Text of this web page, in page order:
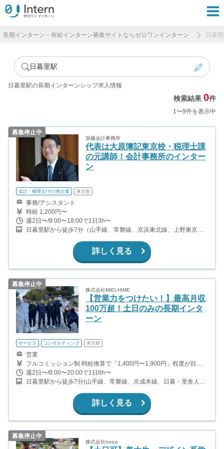
長期インターン・有給インターン募集サイトならゼロワンインターン 日暮
日暮里駅
日暮里駅の長期インターンシップ求人情報
検索結果0件
1〜9件を表示中
募集停止中
加藤会計事務所
代表は大原簿記東京校・税理士課
の元講師！会計事務所のインター
ン
会計・税理士/その他士業 東京都
事務/アシスタント
時給 1,200円〜
週2日〜/9:00〜18:00で1日3h〜
日暮里駅から徒歩7分（山手線、常磐線、京浜東北線、上野東京ラ
詳しく見る
募集停止中
株式会社MIELHIME
【営業力をつけたい！】最高月収
100万超！土日のみの長期インタ
ーン
サービス コンサルティング 東京都
営業
フルコミッション制 時給換算で「1,400円〜1,900円」程度が目安
になります。 現在のインターン生20名中８名が月50万円以上稼い
でます！ ・アポインター：1契約20万円（※研修中のみ12万円）
・クローザー：1契約22万円 ・アポインター、クローザーをどちら
も一人で行なった場合：1契約42万円 ■収入例 ○入社2ヶ月目（専門
大学1年生） 役職：アポインター 月１契約×20万円＝20万円 ○入社
3ヶ月目（日本大学2年生） 役職：アポインター 月３契約×20万円
契約×22万円＝110万円
週2日〜/8:00〜20:00で1日6h〜
日暮里駅から徒歩7分(山手線、常磐線、京成本線、日暮・里舎人ラ
詳しく見る
募集停止中
株式会社noico